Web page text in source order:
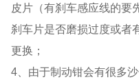
皮片（有刹车感应线的要
刹车片是否磨损过度或者
更换；
4、由于制动钳会有很多